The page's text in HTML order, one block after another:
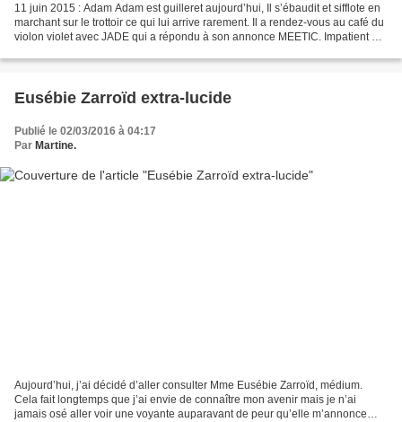
11 juin 2015 : Adam Adam est guilleret aujourd’hui, Il s’ébaudit et sifflote en
marchant sur le trottoir ce qui lui arrive rarement. Il a rendez-vous au café du
violon violet avec JADE qui a répondu à son annonce MEETIC. Impatient de
Eusébie Zarroïd extra-lucide
Publié le 02/03/2016 à 04:17
Par Martine.
Aujourd’hui, j’ai décidé d’aller consulter Mme Eusébie Zarroïd, médium.
Cela fait longtemps que j’ai envie de connaître mon avenir mais je n’ai
jamais osé aller voir une voyante auparavant de peur qu’elle m’annonce